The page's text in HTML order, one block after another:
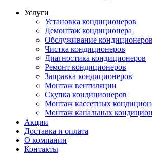
Услуги
Установка кондиционеров
Демонтаж кондиционера
Обслуживание кондиционеров
Чистка кондиционеров
Диагностика кондиционеров
Ремонт кондиционеров
Заправка кондиционеров
Монтаж вентиляции
Скупка кондиционеров
Монтаж кассетных
Монтаж канальных
Акции
Доставка и оплата
О компании
Контакты